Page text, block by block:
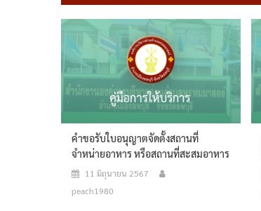
คำขอรับใบอนุญาตจัดตั้งสถานที่
จำหน่ายอาหาร หรือสถานที่สะสมอาหาร
11 มิถุนายน 2567
peach1980